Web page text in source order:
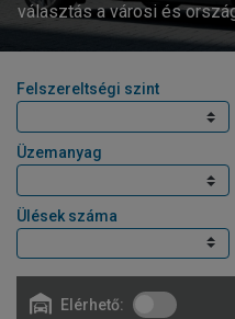
választás a városi és
Felszereltségi szint
Üzemanyag
Ülések száma
Elérhető: